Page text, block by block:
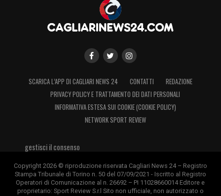
SCARICA L’APP DI CAGLIARI NEWS 24 CONTATTI
REDAZIONE
PRIVACY POLICY E TRATTAMENTO DEI DATI PERSONALI
INFORMATIVA ESTESA SUI COOKIE (COOKIE POLICY)
NETWORK SPORT REVIEW
gestisci il consenso
Copyright 2026 © riproduzione riservata Cagliari News 24 – Registro
Stampa Tribunale di Torino n. 50 del 07/09/2021 - Iscritto al Registro
Operatori di Comunicazione al n. 26692 – PI 11028660014 Editore e
proprietario: Sport Review S.r.l Sito non ufficiale, non autorizzato o